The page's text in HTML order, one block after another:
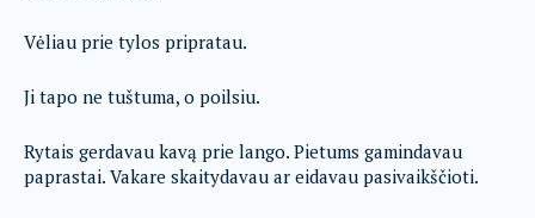
Vėliau prie tylos pripratau.
Ji tapo ne tuštuma, o poilsiu.
Rytais gerdavau kavą prie lango. Pietums gamindavau
paprastai. Vakare skaitydavau ar eidavau pasivaikščioti.